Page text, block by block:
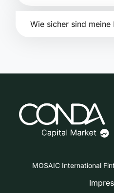
Wie sicher sind meine
MOSAIC International